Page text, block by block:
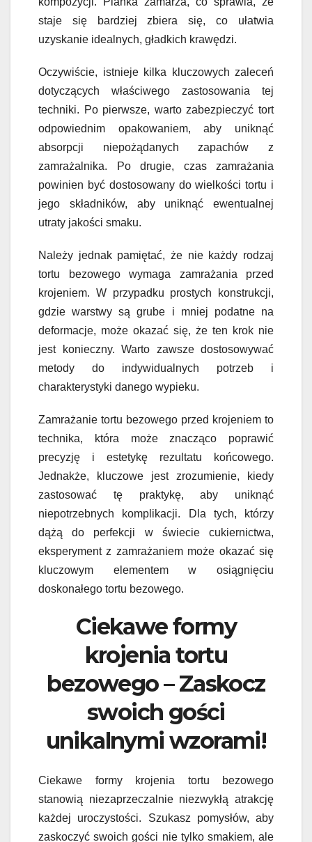
staje się bardziej zbiera się, co ułatwia
uzyskanie idealnych, gładkich krawędzi.
Oczywiście, istnieje kilka kluczowych zaleceń
dotyczących właściwego zastosowania tej
techniki. Po pierwsze, warto zabezpieczyć tort
odpowiednim opakowaniem, aby uniknąć
absorpcji niepożądanych zapachów z
zamrażalnika. Po drugie, czas zamrażania
powinien być dostosowany do wielkości tortu i
jego składników, aby uniknąć ewentualnej
utraty jakości smaku.
Należy jednak pamiętać, że nie każdy rodzaj
tortu bezowego wymaga zamrażania przed
krojeniem. W przypadku prostych konstrukcji,
gdzie warstwy są grube i mniej podatne na
deformacje, może okazać się, że ten krok nie
jest konieczny. Warto zawsze dostosowywać
metody do indywidualnych potrzeb i
charakterystyki danego wypieku.
Zamrażanie tortu bezowego przed krojeniem to
technika, która może znacząco poprawić
precyzję i estetykę rezultatu końcowego.
Jednakże, kluczowe jest zrozumienie, kiedy
zastosować tę praktykę, aby uniknąć
niepotrzebnych komplikacji. Dla tych, którzy
dążą do perfekcji w świecie cukiernictwa,
eksperyment z zamrażaniem może okazać się
kluczowym elementem w osiągnięciu
doskonałego tortu bezowego.
Ciekawe formy
krojenia tortu
bezowego – Zaskocz
swoich gości
unikalnymi wzorami!
Ciekawe formy krojenia tortu bezowego
stanowią niezaprzeczalnie niezwykłą atrakcję
każdej uroczystości. Szukasz pomysłów, aby
zaskoczyć swoich gości nie tylko smakiem, ale